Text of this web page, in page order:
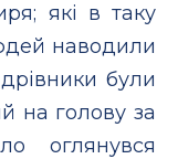
які в таку
наводили
були
на голову за
оглянувся